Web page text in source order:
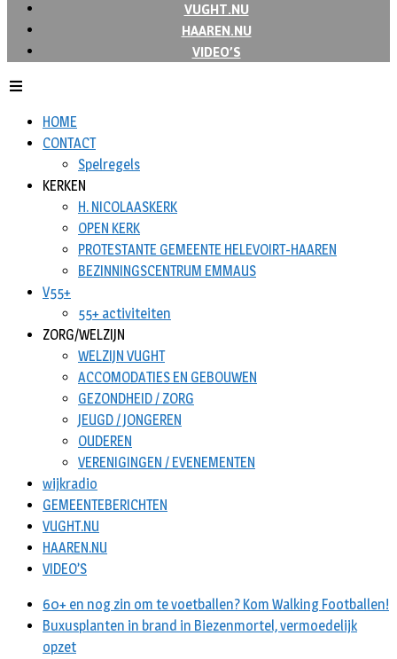
VUGHT.NU
HAAREN.NU
VIDEO’S
HOME
CONTACT
Spelregels
KERKEN
H. NICOLAASKERK
OPEN KERK
PROTESTANTE GEMEENTE HELEVOIRT-HAAREN
BEZINNINGSCENTRUM EMMAUS
V55+
55+ activiteiten
ZORG/WELZIJN
WELZIJN VUGHT
ACCOMODATIES EN GEBOUWEN
GEZONDHEID / ZORG
JEUGD / JONGEREN
OUDEREN
VERENIGINGEN / EVENEMENTEN
wijkradio
GEMEENTEBERICHTEN
VUGHT.NU
HAAREN.NU
VIDEO’S
60+ en nog zin om te voetballen? Kom Walking Footballen!
Buxusplanten in brand in Biezenmortel, vermoedelijk
opzet